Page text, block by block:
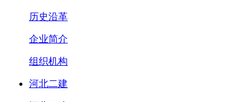
历史沿革
企业简介
组织机构
河北二建